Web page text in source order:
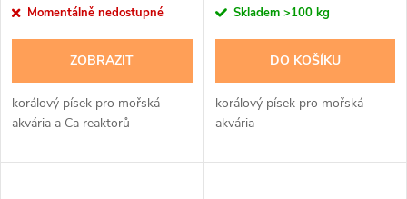
cena:Momentálně nedostupné
ZOBRAZIT
korálový písek pro mořská
akvária a Ca reaktorů
cena:Skladem >100 kg
DO KOŠÍKU
korálový písek pro mořská
akvária